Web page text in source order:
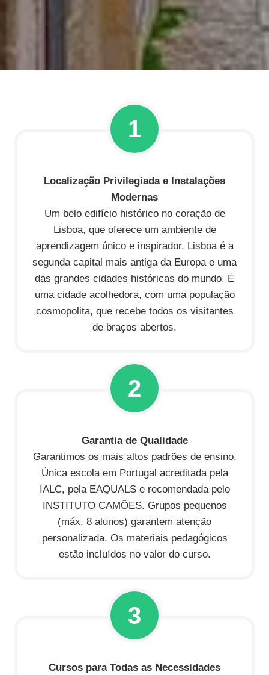
1
Localização Privilegiada e Instalações
Modernas
Um belo edifício histórico no coração de
Lisboa, que oferece um ambiente de
aprendizagem único e inspirador. Lisboa é a
segunda capital mais antiga da Europa e uma
das grandes cidades históricas do mundo. É
uma cidade acolhedora, com uma população
cosmopolita, que recebe todos os visitantes
de braços abertos.
2
Garantia de Qualidade
Garantimos os mais altos padrões de ensino.
Única escola em Portugal acreditada pela
IALC, pela EAQUALS e recomendada pelo
INSTITUTO CAMÕES. Grupos pequenos
(máx. 8 alunos) garantem atenção
personalizada. Os materiais pedagógicos
estão incluídos no valor do curso.
3
Cursos para Todas as Necessidades